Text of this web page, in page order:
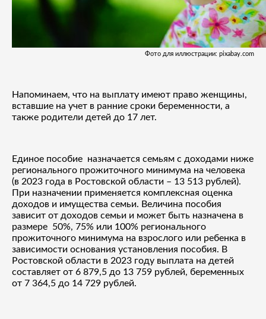
Фото для иллюстрации: pixabay.com
Напоминаем, что на выплату имеют право женщины,
вставшие на учет в ранние сроки беременности, а
также родители детей до 17 лет.
Единое пособие назначается семьям с доходами ниже
регионального прожиточного минимума на человека
(в 2023 года в Ростовской области – 13 513 рублей).
При назначении применяется комплексная оценка
доходов и имущества семьи. Величина пособия
зависит от доходов семьи и может быть назначена в
размере 50%, 75% или 100% регионального
прожиточного минимума на взрослого или ребенка в
зависимости основания установления пособия. В
Ростовской области в 2023 году выплата на детей
составляет от 6 879,5 до 13 759 рублей, беременных
от 7 364,5 до 14 729 рублей.